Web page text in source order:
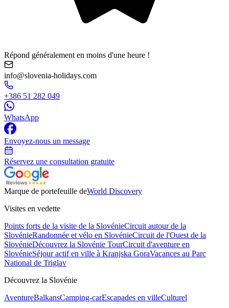
Répond généralement en moins d'une heure !
info@slovenia-holidays.com
+386 51 282 049
WhatsApp
Envoyez-nous un message
Réservez une consultation gratuite
Marque de portefeuille deWorld Discovery
Visites en vedette
Points forts de la visite de la SlovénieCircuit autour de la
SlovénieRandonnée et vélo en SlovénieCircuit de l'Ouest de la
SlovénieDécouvrez la Slovénie TourCircuit d'aventure en
SlovénieSéjour actif en ville à Kranjska GoraVacances au Parc
National de Triglav
Découvrez la Slovénie
AventureBalkansCamping-carEscapades en villeCulturel